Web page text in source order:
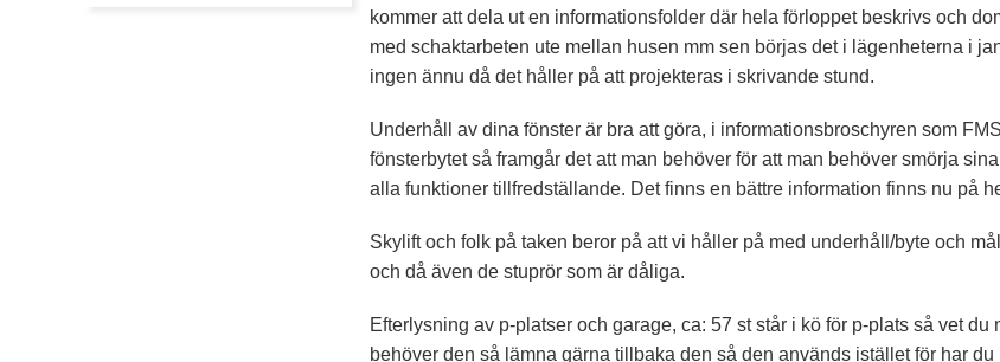
kommer att dela ut en informationsfolder där hela förloppet beskrivs och
med schaktarbeten ute mellan husen mm sen börjas det i lägenheterna i
ingen ännu då det håller på att projekteras i skrivande stund.
Underhåll av dina fönster är bra att göra, i informationsbroschyren som
fönsterbytet så framgår det att man behöver för att man behöver smörja
alla funktioner tillfredställande. Det finns en bättre information finns nu på
Skylift och folk på taken beror på att vi håller på med underhåll/byte och
och då även de stuprör som är dåliga.
Efterlysning av p-platser och garage, ca: 57 st står i kö för p-plats så vet du
behöver den så lämna gärna tillbaka den så den används istället för har du